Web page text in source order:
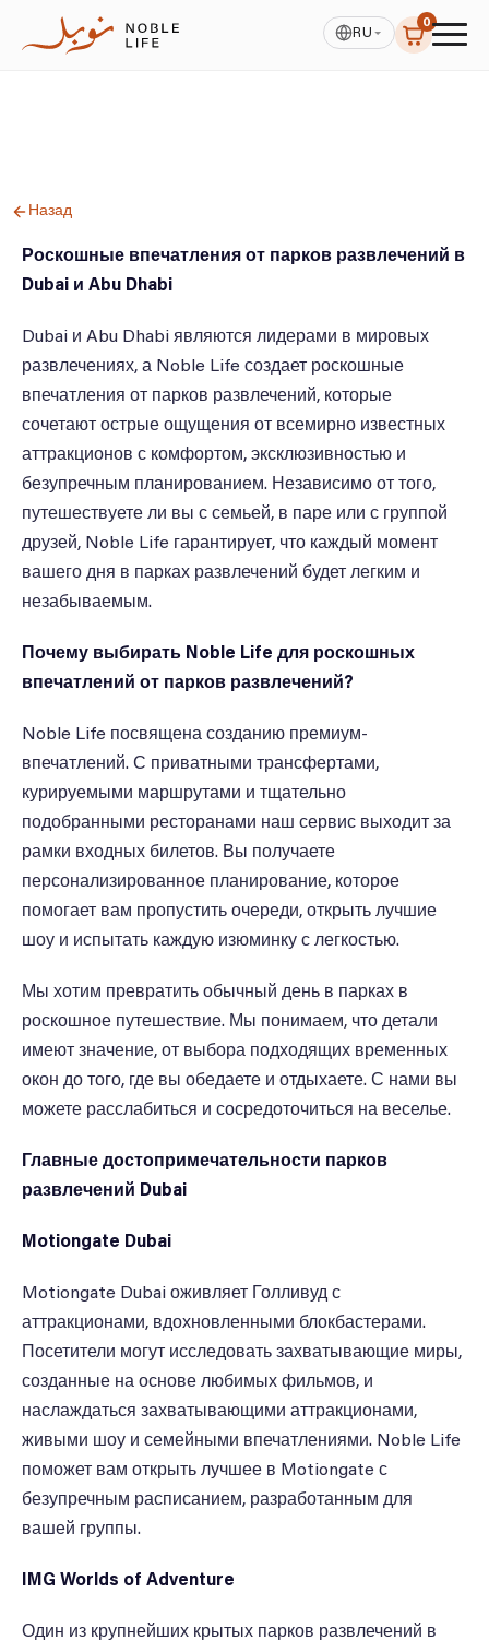
RU
0
Назад
Роскошные впечатления от парков развлечений в
Dubai и Abu Dhabi
Dubai и Abu Dhabi являются лидерами в мировых
развлечениях, а Noble Life создает роскошные
впечатления от парков развлечений, которые
сочетают острые ощущения от всемирно известных
аттракционов с комфортом, эксклюзивностью и
безупречным планированием. Независимо от того,
путешествуете ли вы с семьей, в паре или с группой
друзей, Noble Life гарантирует, что каждый момент
вашего дня в парках развлечений будет легким и
незабываемым.
Почему выбирать Noble Life для роскошных
впечатлений от парков развлечений?
Noble Life посвящена созданию премиум-
впечатлений. С приватными трансфертами,
курируемыми маршрутами и тщательно
подобранными ресторанами наш сервис выходит за
рамки входных билетов. Вы получаете
персонализированное планирование, которое
помогает вам пропустить очереди, открыть лучшие
шоу и испытать каждую изюминку с легкостью.
Мы хотим превратить обычный день в парках в
роскошное путешествие. Мы понимаем, что детали
имеют значение, от выбора подходящих временных
окон до того, где вы обедаете и отдыхаете. С нами вы
можете расслабиться и сосредоточиться на веселье.
Главные достопримечательности парков
развлечений Dubai
Motiongate Dubai
Motiongate Dubai оживляет Голливуд с
аттракционами, вдохновленными блокбастерами.
Посетители могут исследовать захватывающие миры,
созданные на основе любимых фильмов, и
наслаждаться захватывающими аттракционами,
живыми шоу и семейными впечатлениями. Noble Life
поможет вам открыть лучшее в Motiongate с
безупречным расписанием, разработанным для
вашей группы.
IMG Worlds of Adventure
Один из крупнейших крытых парков развлечений в